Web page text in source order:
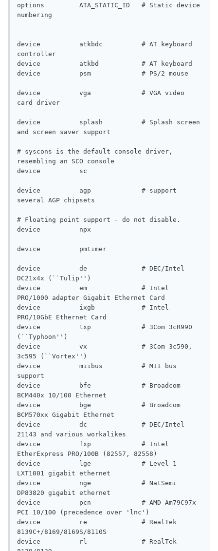
options         ATA_STATIC_ID   # Static device
numbering
device          atkbdc          # AT keyboard
controller
device          atkbd           # AT keyboard
device          psm             # PS/2 mouse
device          vga             # VGA video
card driver
device          splash          # Splash screen
and screen saver support
# syscons is the default console driver,
resembling an SCO console
device          sc
device          agp             # support
several AGP chipsets
# Floating point support - do not disable.
device          npx
device          pmtimer
device          de              # DEC/Intel
DC21x4x (``Tulip'')
device          em              # Intel
PRO/1000 adapter Gigabit Ethernet Card
device          ixgb            # Intel
PRO/10GbE Ethernet Card
device          txp             # 3Com 3cR990
(``Typhoon'')
device          vx              # 3Com 3c590,
3c595 (``Vortex'')
device          miibus          # MII bus
support
device          bfe             # Broadcom
BCM440x 10/100 Ethernet
device          bge             # Broadcom
BCM570xx Gigabit Ethernet
device          dc              # DEC/Intel
21143 and various workalikes
device          fxp             # Intel
EtherExpress PRO/100B (82557, 82558)
device          lge             # Level 1
LXT1001 gigabit ethernet
device          nge             # NatSemi
DP83820 gigabit ethernet
device          pcn             # AMD Am79C97x
PCI 10/100 (precedence over 'lnc')
device          re              # RealTek
8139C+/8169/8169S/8110S
device          rl              # RealTek